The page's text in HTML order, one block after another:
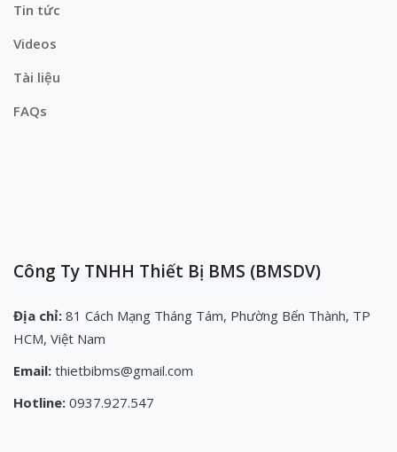
Tin tức
Videos
Tài liệu
FAQs
Công Ty TNHH Thiết Bị BMS (BMSDV)
Địa chỉ: 81 Cách Mạng Tháng Tám, Phường Bến Thành, TP
HCM, Việt Nam
Email: thietbibms@gmail.com
Hotline: 0937.927.547